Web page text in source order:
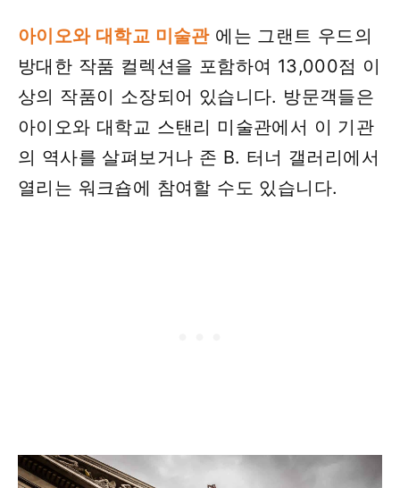
아이오와 대학교 미술관에는 그랜트 우드의
방대한 작품 컬렉션을 포함하여 13,000점 이
상의 작품이 소장되어 있습니다. 방문객들은
아이오와 대학교 스탠리 미술관에서 이 기관
의 역사를 살펴보거나 존 B. 터너 갤러리에서
열리는 워크숍에 참여할 수도 있습니다.